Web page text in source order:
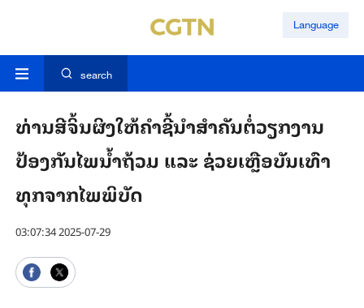
Language
search
ທ່ານ​ສີ​ຈິ້ນ​ຜິງ​ໃຫ້​ຄຳ​ຊີ້​ນຳ​ສຳ​ຄັນ​ຕໍ່​ວຽກ​ງານ​
ປ້ອງ​ກັນ​ໄພ​ນ້ຳ​ຖ້ວມ ແລະ ຊ່ວຍ​ເຫຼືອ​​ບັນ​ເທົາ​
ທຸກ​ຈາກ​ໄພ​ພິ​ບັດ
03:07:34 2025-07-29